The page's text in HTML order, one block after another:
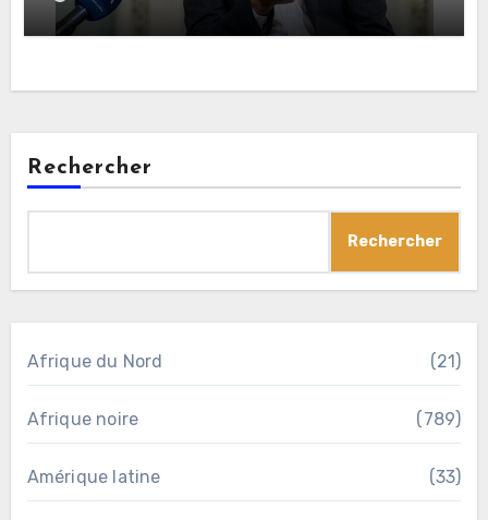
Rechercher
Rechercher
Afrique du Nord (21)
Afrique noire (789)
Amérique latine (33)